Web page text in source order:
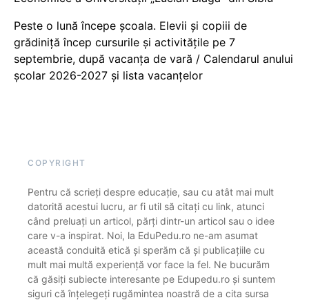
Peste o lună începe școala. Elevii și copiii de
grădiniță încep cursurile și activitățile pe 7
septembrie, după vacanța de vară / Calendarul anului
școlar 2026-2027 și lista vacanțelor
COPYRIGHT
Pentru că scrieți despre educație, sau cu atât mai mult
datorită acestui lucru, ar fi util să citați cu link, atunci
când preluați un articol, părți dintr-un articol sau o idee
care v-a inspirat. Noi, la EduPedu.ro ne-am asumat
această conduită etică și sperăm că și publicațiile cu
mult mai multă experiență vor face la fel. Ne bucurăm
că găsiți subiecte interesante pe Edupedu.ro și suntem
siguri că înțelegeți rugămintea noastră de a cita sursa